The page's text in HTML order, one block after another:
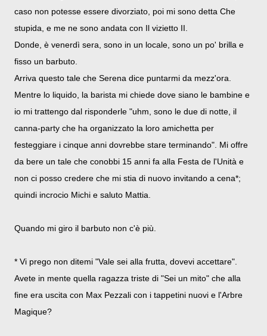
caso non potesse essere divorziato, poi mi sono detta Che
stupida, e me ne sono andata con Il vizietto II.
Donde, è venerdì sera, sono in un locale, sono un po' brilla e
fisso un barbuto.
Arriva questo tale che Serena dice puntarmi da mezz'ora.
Mentre lo liquido, la barista mi chiede dove siano le bambine e
io mi trattengo dal risponderle "uhm, sono le due di notte, il
canna-party che ha organizzato la loro amichetta per
festeggiare i cinque anni dovrebbe stare terminando". Mi offre
da bere un tale che conobbi 15 anni fa alla Festa de l'Unità e
non ci posso credere che mi stia di nuovo invitando a cena*;
quindi incrocio Michi e saluto Mattia.
Quando mi giro il barbuto non c'è più.
* Vi prego non ditemi "Vale sei alla frutta, dovevi accettare".
Avete in mente quella ragazza triste di "Sei un mito" che alla
fine era uscita con Max Pezzali con i tappetini nuovi e l'Arbre
Magique?